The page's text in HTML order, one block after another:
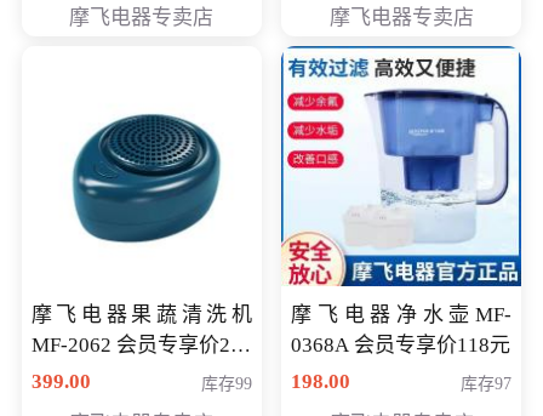
摩飞电器专卖店 摩飞电器专卖店
摩飞电器果蔬清洗机
MF-2062 会员专享价268
元
399.00 库存99
摩飞电器净水壶MF-
0368A 会员专享价118元
198.00
库存97